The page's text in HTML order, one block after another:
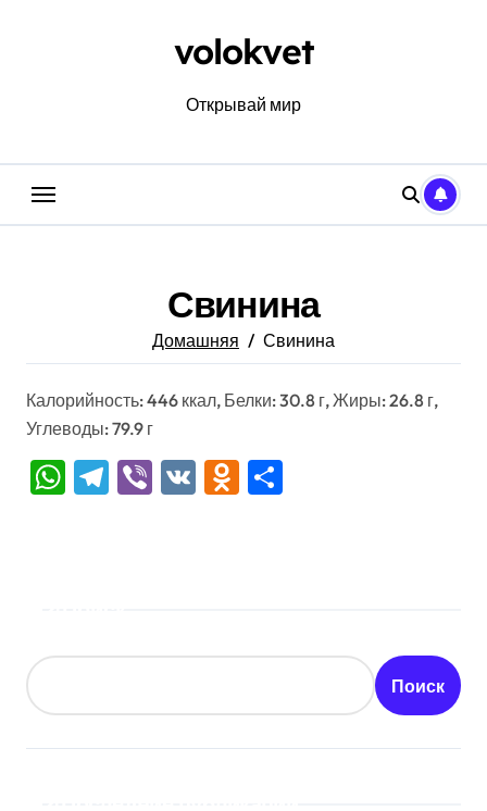
volokvet
Открывай мир
Свинина
Домашняя Свинина
Калорийность: 446 ккал, Белки: 30.8 г, Жиры: 26.8 г,
Углеводы: 79.9 г
WhatsApp
Telegram
Viber
VK Odnoklassniki
Поиск